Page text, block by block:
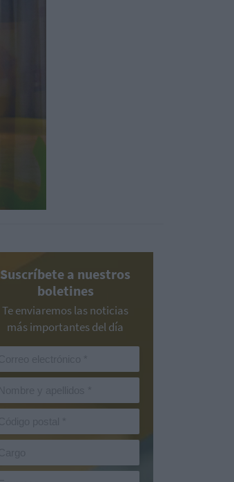
Suscríbete a nuestros
boletines
Te enviaremos las noticias
más importantes del día